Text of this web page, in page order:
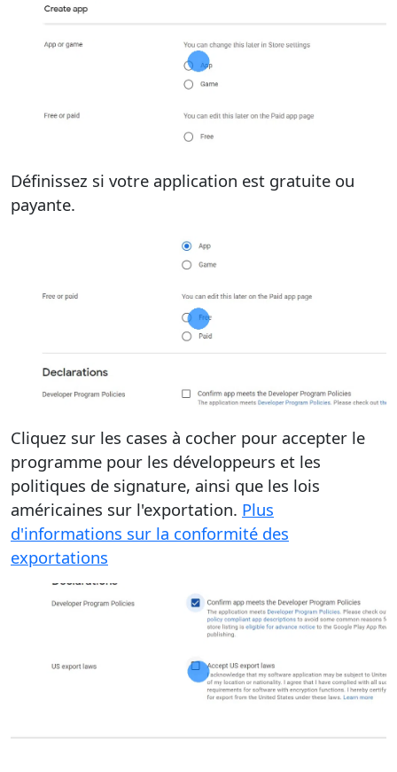
Définissez si votre application est gratuite ou
payante.
Cliquez sur les cases à cocher pour accepter le
programme pour les développeurs et les
politiques de signature, ainsi que les lois
américaines sur l'exportation. Plus
d'informations sur la conformité des
exportations